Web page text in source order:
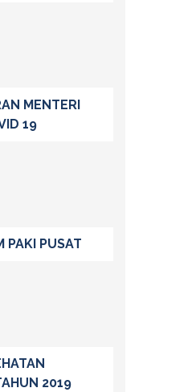
MENTERI
19
PAKI PUSAT
2019